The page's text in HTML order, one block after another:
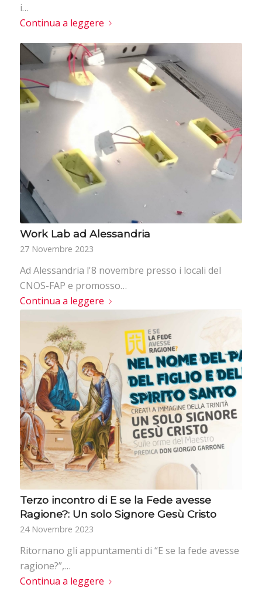
i…
Continua a leggere
Work Lab ad Alessandria
27 Novembre 2023
Ad Alessandria l'8 novembre presso i locali del
CNOS-FAP e promosso…
Continua a leggere
Terzo incontro di E se la Fede avesse
Ragione?: Un solo Signore Gesù Cristo
24 Novembre 2023
Ritornano gli appuntamenti di “E se la fede avesse
ragione?”,…
Continua a leggere